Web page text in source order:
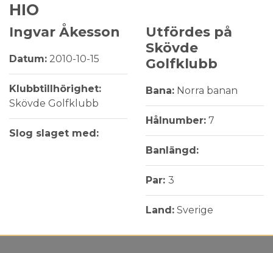
HIO
Ingvar Åkesson
Datum: 2010-10-15
Klubbtillhörighet:
Skövde Golfklubb
Slog slaget med:
Utfördes på
Skövde
Golfklubb
Bana: Norra banan
Hålnumber: 7
Banlängd:
Par: 3
Land: Sverige